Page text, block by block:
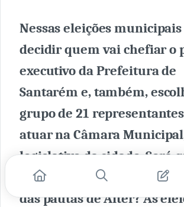
Nessas eleições
decidir quem vai chefiar o
executivo da Prefeitura de
Santarém e, também,
grupo de 21
atuar na Câmara
legislativo da cidade. Será
mandato teremos alguém
das pautas de Alter? As